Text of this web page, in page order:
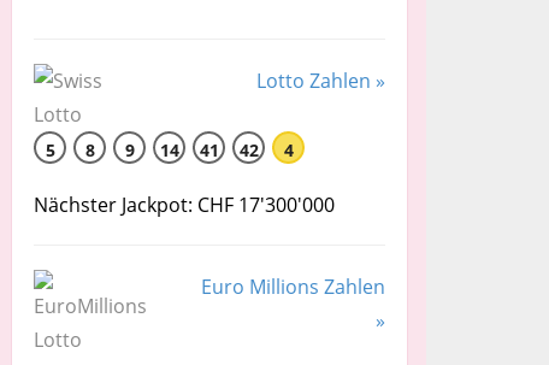
Lotto Zahlen »
5 8 9 14 41 42 4
Nächster Jackpot: CHF 17'300'000
Euro Millions Zahlen
»